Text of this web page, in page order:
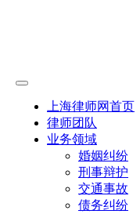
上海律师网首页
律师团队
业务领域
婚姻纠纷
刑事辩护
交通事故
债务纠纷